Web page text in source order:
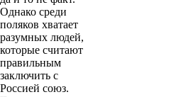
Однако среди
поляков хватает
разумных людей,
которые считают
правильным
заключить с
Россией союз.